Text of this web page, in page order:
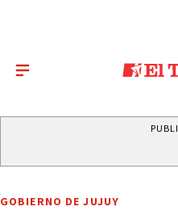
GOBIERNO DE JUJUY